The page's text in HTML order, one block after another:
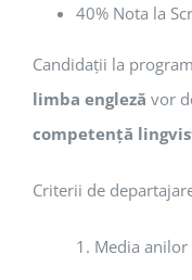
40% Nota la
Candidaţii la
limba engleză vor
competenţă
Criterii de
1. Media